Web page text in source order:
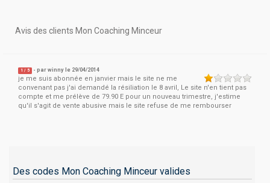
Avis des clients Mon Coaching Minceur
1 / 5 - parwinny le 29/04/2014
je me suis abonnée en janvier mais le site ne me
convenant pas j'ai demandé la résiliation le 8 avril, Le site n'en tient pas
compte et me prélève de 79.90 E pour un nouveau trimestre, j'estime
qu'il s'agit de vente abusive mais le site refuse de me rembourser
Des codes Mon Coaching Minceur valides